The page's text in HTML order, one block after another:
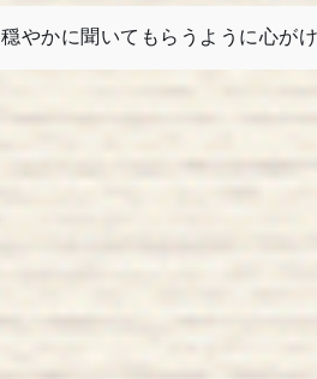
穏やかに聞いてもらうように心が